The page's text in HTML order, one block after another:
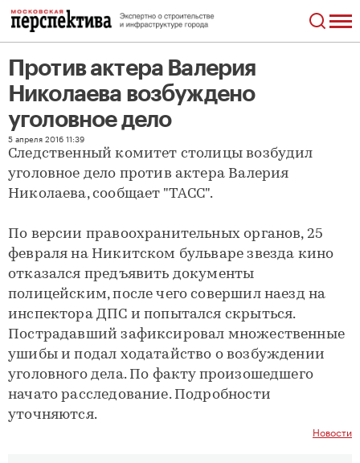
Против актера Валерия
Николаева возбуждено
уголовное дело
5 апреля 2016 11:39
Следственный комитет столицы возбудил
уголовное дело против актера Валерия
Николаева, сообщает "ТАСС".
По версии правоохранительных органов, 25
февраля на Никитском бульваре звезда кино
отказался предъявить документы
полицейским, после чего совершил наезд на
инспектора ДПС и попытался скрыться.
Пострадавший зафиксировал множественные
ушибы и подал ходатайство о возбуждении
уголовного дела. По факту произошедшего
начато расследование. Подробности
уточняются.
Новости